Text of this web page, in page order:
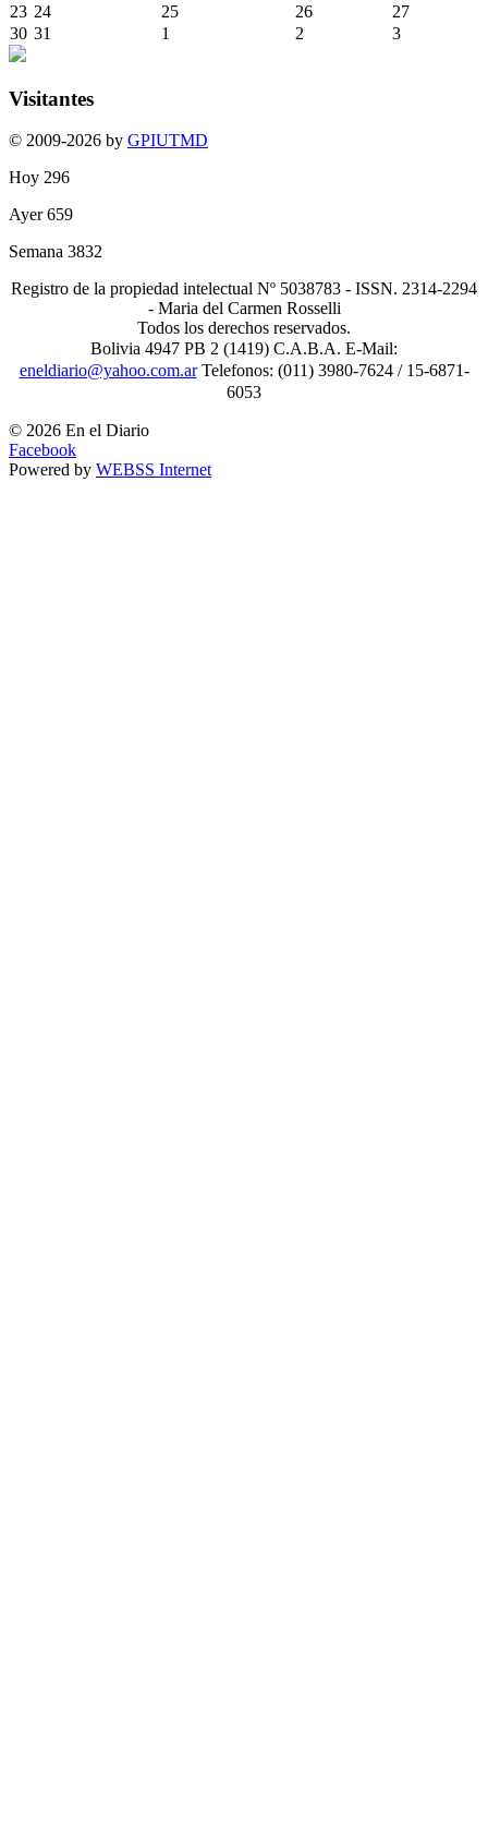
23 24 25 26
27
30 31 1 2 3
Visitantes
© 2009-2026 by GPIUTMD
Hoy 296
Ayer659
Semana 3832
Registro de la propiedad intelectual Nº 5038783 - ISSN. 2314-2294
- Maria del Carmen Rosselli
Todos los derechos reservados.
Bolivia 4947 PB 2 (1419) C.A.B.A. E-Mail:
eneldiario@yahoo.com.arTelefonos: (011) 3980-7624 / 15-6871-
6053
© 2026 En el Diario
Facebook
Powered by WEBSS Internet